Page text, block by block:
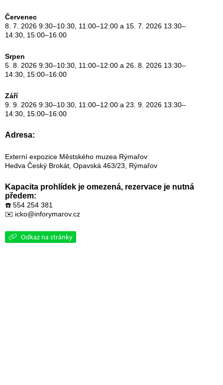
Červenec
8. 7. 2026 9:30–10:30, 11:00–12:00 a 15. 7. 2026 13:30–
14:30, 15:00–16:00
Srpen
5. 8. 2026 9:30–10:30, 11:00–12:00 a 26. 8. 2026 13:30–
14:30, 15:00–16:00
Září
9. 9. 2026 9:30–10:30, 11:00–12:00 a 23. 9. 2026 13:30–
14:30, 15:00–16:00
Adresa:
Externí expozice Městského muzea Rýmařov
Hedva Český Brokát, Opavská 463/23, Rýmařov
Kapacita prohlídek je omezená, rezervace je nutná
předem:
☎️ 554 254 381
✉️ icko@inforymarov.cz
Odkaz na stránky